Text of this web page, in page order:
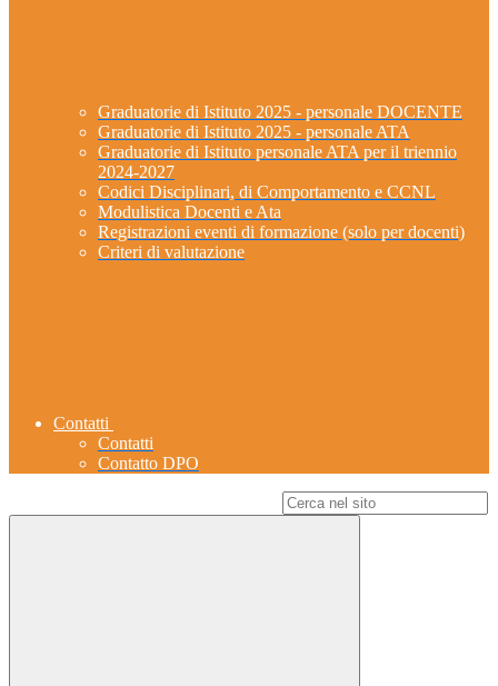
Graduatorie di Istituto 2025 - personale DOCENTE
Graduatorie di Istituto 2025 - personale ATA
Graduatorie di Istituto personale ATA per il triennio
2024-2027
Codici Disciplinari, di Comportamento e CCNL
Modulistica Docenti e Ata
Registrazioni eventi di formazione (solo per docenti)
Criteri di valutazione
Contatti
Contatti
Contatto DPO